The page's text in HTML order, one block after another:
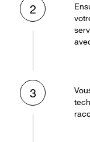
2
3